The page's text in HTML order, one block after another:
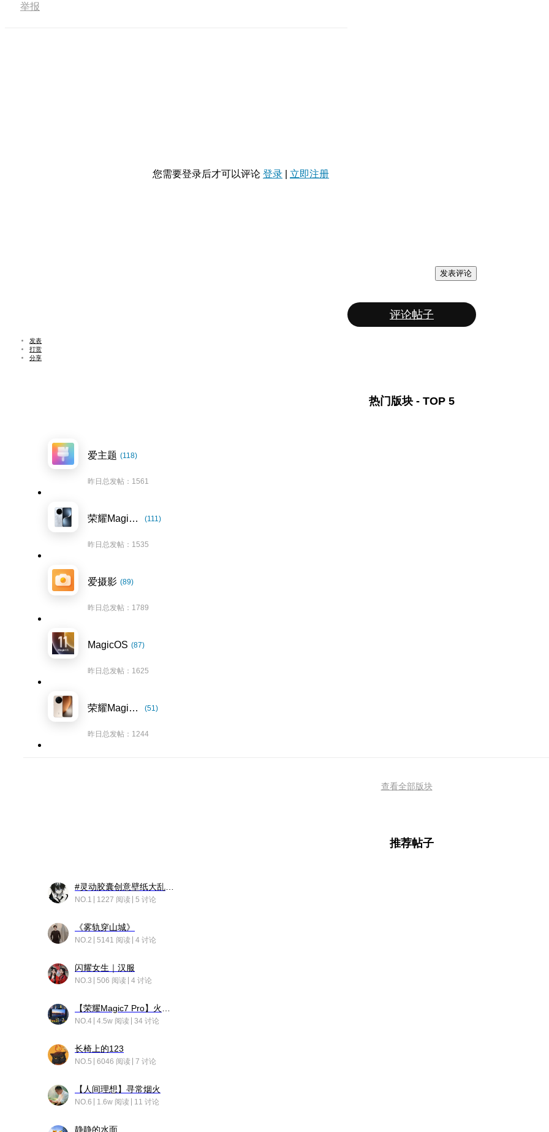
举报
您需要登录后才可以评论 登录 立即注册
发表评论
评论帖子
发表
打赏
分享
热门版块 - TOP 5
爱主题 (118)
昨日总发帖：1561
荣耀Magic7系列 (111)
昨日总发帖：1535
爱摄影 (89)
昨日总发帖：1789
MagicOS (87)
昨日总发帖：1625
荣耀Magic8系列 (51)
昨日总发帖：1244
查看全部版块
推荐帖子
NO.1 1227 阅读 5 讨论
《雾轨穿山城》
NO.2 5141 阅读 4 讨论
闪耀女生｜汉服
NO.3 506 阅读 4 讨论
NO.4 4.5w 阅读 34 讨论
长椅上的123
NO.5 6046 阅读 7 讨论
【人间理想】寻常烟火
NO.6 1.6w 阅读 11 讨论
静静的水面